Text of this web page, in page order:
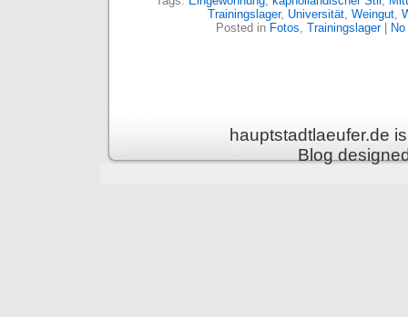
Trainingslager, Universität, Weingut,
Posted in Fotos, Trainingslager|
hauptstadtlaeufer.de
Blog